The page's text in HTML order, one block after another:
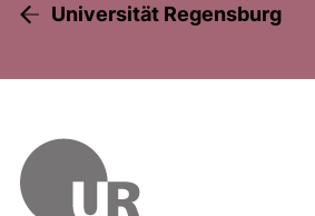
Universität Regensburg